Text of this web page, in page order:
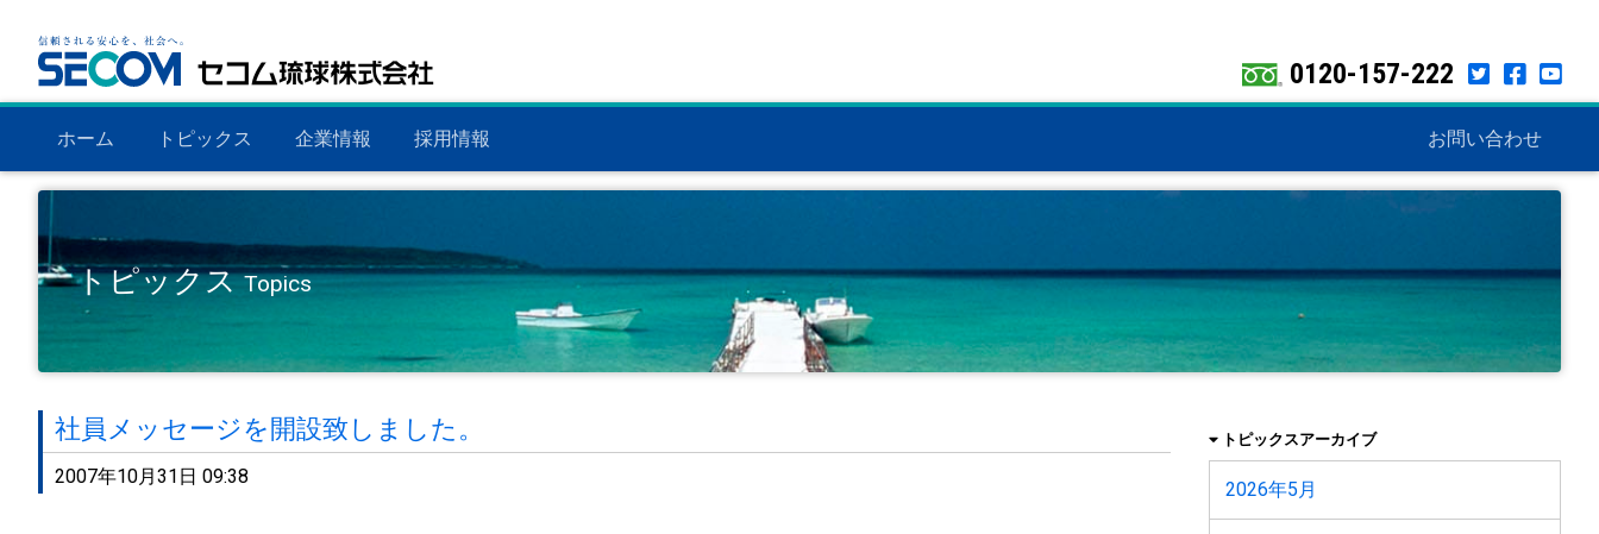
0120-157-222
ホーム トピックス 企業情報 採用情報 お問い合わせ
トピックスTopics
社員メッセージを開設致しました。
2007年10月31日 09:38
トピックスアーカイブ
2026年5月